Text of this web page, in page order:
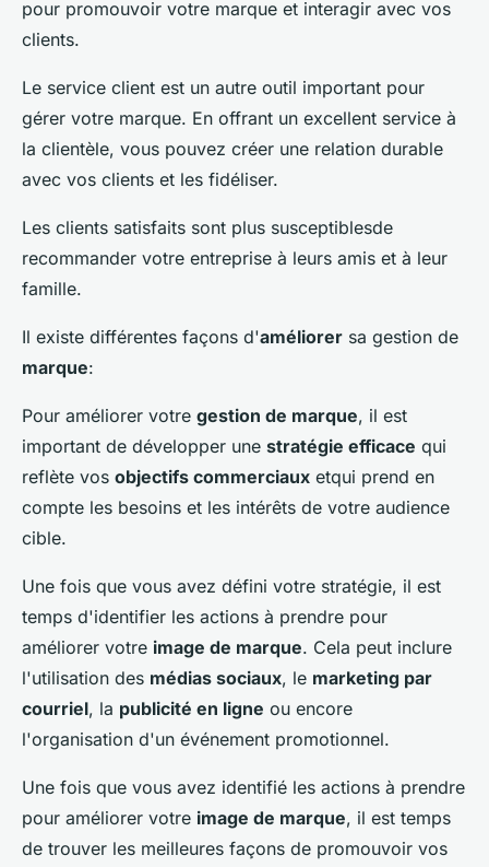
pour promouvoir votre marque et interagir avec vos
clients.
Le service client est un autre outil important pour
gérer votre marque. En offrant un excellent service à
la clientèle, vous pouvez créer une relation durable
avec vos clients et les fidéliser.
Les clients satisfaits sont plus susceptiblesde
recommander votre entreprise à leurs amis et à leur
famille.
Il existe différentes façons d'améliorer sa gestion de
marque:
Pour améliorer votre gestion de marque, il est
important de développer une stratégie efficace qui
reflète vos objectifs commerciaux etqui prend en
compte les besoins et les intérêts de votre audience
cible.
Une fois que vous avez défini votre stratégie, il est
temps d'identifier les actions à prendre pour
améliorer votre image de marque. Cela peut inclure
l'utilisation des médias sociaux, le marketing par
courriel, la publicité en ligne ou encore
l'organisation d'un événement promotionnel.
Une fois que vous avez identifié les actions à prendre
pour améliorer votre image de marque, il est temps
de trouver les meilleures façons de promouvoir vos